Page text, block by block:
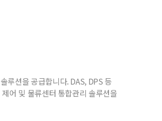
루션을 공급합니다. DAS, DPS 등
어 및 물류센터 통합관리 솔루션을